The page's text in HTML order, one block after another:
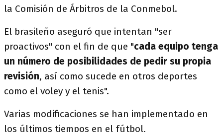
la Comisión de Árbitros de la Conmebol.
El brasileño aseguró que intentan "ser
proactivos" con el fin de que "cada equipo tenga
un número de posibilidades de pedir su propia
revisión, así como sucede en otros deportes
como el voley y el tenis".
Varias modificaciones se han implementado en
los últimos tiempos en el fútbol,